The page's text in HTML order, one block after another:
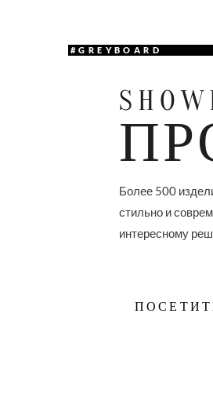
#GREYBOARD
Более 500
стильно и
интересному